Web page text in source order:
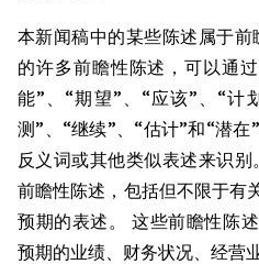
本新闻稿中的某些陈述属于
的许多前瞻性陈述，可以通
能”、“期望”、“应该”、“计
测”、“继续”、“估计”和“潜
反义词或其他类似表述来识
前瞻性陈述，包括但不限于有
预期的表述。 这些前瞻性陈
预期的业绩、财务状况、经营